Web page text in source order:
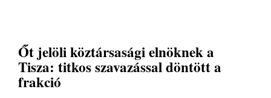
Őt jelöli köztársasági elnöknek a
Tisza: titkos szavazással döntött a
frakció